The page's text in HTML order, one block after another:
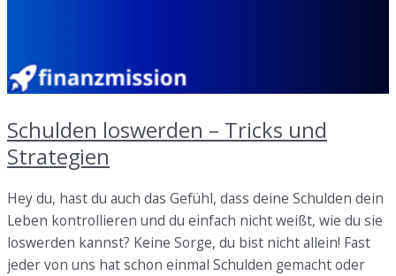
Schulden loswerden – Tricks und
Strategien
Hey du, hast du auch das Gefühl, dass deine Schulden dein
Leben kontrollieren und du einfach nicht weißt, wie du sie
loswerden kannst? Keine Sorge, du bist nicht allein! Fast
jeder von uns hat schon einmal Schulden gemacht oder